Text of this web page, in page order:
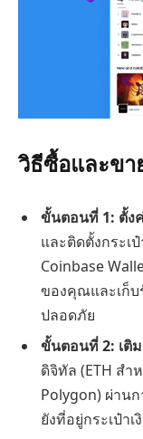
วิธีซื้อและขา
ขั้นตอนที่ 1: ตั้ง
และติดตั้งกระเ
Coinbase
ของคุณและเก็
ปลอดภัย
ขั้นตอนที่ 2: เติ
ดิจิทัล (ETH สำ
Polygon) ผ่าน
ยังที่อยู่กระเป๋า